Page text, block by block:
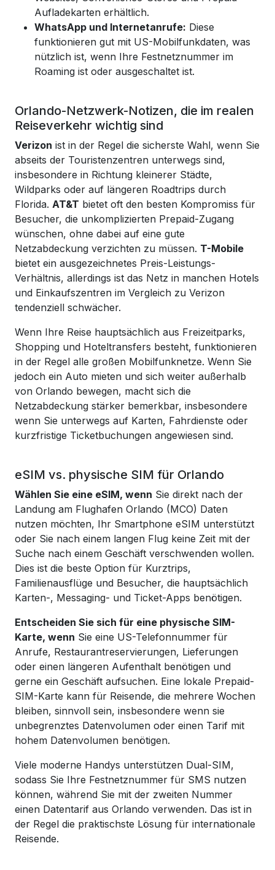
Aufladekarten erhältlich.
WhatsApp und Internetanrufe: Diese
funktionieren gut mit US-Mobilfunkdaten, was
nützlich ist, wenn Ihre Festnetznummer im
Roaming ist oder ausgeschaltet ist.
Orlando-Netzwerk-Notizen, die im realen
Reiseverkehr wichtig sind
Verizon ist in der Regel die sicherste Wahl, wenn Sie
abseits der Touristenzentren unterwegs sind,
insbesondere in Richtung kleinerer Städte,
Wildparks oder auf längeren Roadtrips durch
Florida. AT&T bietet oft den besten Kompromiss für
Besucher, die unkomplizierten Prepaid-Zugang
wünschen, ohne dabei auf eine gute
Netzabdeckung verzichten zu müssen. T-Mobile
bietet ein ausgezeichnetes Preis-Leistungs-
Verhältnis, allerdings ist das Netz in manchen Hotels
und Einkaufszentren im Vergleich zu Verizon
tendenziell schwächer.
Wenn Ihre Reise hauptsächlich aus Freizeitparks,
Shopping und Hoteltransfers besteht, funktionieren
in der Regel alle großen Mobilfunknetze. Wenn Sie
jedoch ein Auto mieten und sich weiter außerhalb
von Orlando bewegen, macht sich die
Netzabdeckung stärker bemerkbar, insbesondere
wenn Sie unterwegs auf Karten, Fahrdienste oder
kurzfristige Ticketbuchungen angewiesen sind.
eSIM vs. physische SIM für Orlando
Wählen Sie eine eSIM, wenn Sie direkt nach der
Landung am Flughafen Orlando (MCO) Daten
nutzen möchten, Ihr Smartphone eSIM unterstützt
oder Sie nach einem langen Flug keine Zeit mit der
Suche nach einem Geschäft verschwenden wollen.
Dies ist die beste Option für Kurztrips,
Familienausflüge und Besucher, die hauptsächlich
Karten-, Messaging- und Ticket-Apps benötigen.
Entscheiden Sie sich für eine physische SIM-
Karte, wenn Sie eine US-Telefonnummer für
Anrufe, Restaurantreservierungen, Lieferungen
oder einen längeren Aufenthalt benötigen und
gerne ein Geschäft aufsuchen. Eine lokale Prepaid-
SIM-Karte kann für Reisende, die mehrere Wochen
bleiben, sinnvoll sein, insbesondere wenn sie
unbegrenztes Datenvolumen oder einen Tarif mit
hohem Datenvolumen benötigen.
Viele moderne Handys unterstützen Dual-SIM,
sodass Sie Ihre Festnetznummer für SMS nutzen
können, während Sie mit der zweiten Nummer
einen Datentarif aus Orlando verwenden. Das ist in
der Regel die praktischste Lösung für internationale
Reisende.